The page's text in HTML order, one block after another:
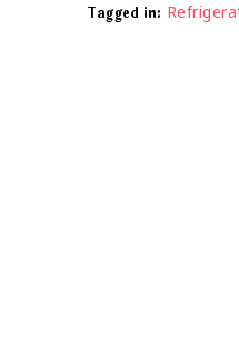
Tagged in: